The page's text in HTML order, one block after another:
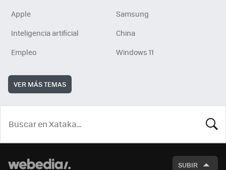
Apple
Samsung
Inteligencia artificial
China
Empleo
Windows 11
VER MÁS TEMAS
SUBIR